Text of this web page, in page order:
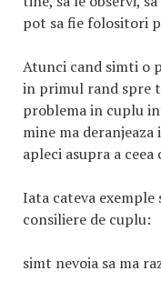
pot sa fie folositori
Atunci cand simti o
in primul rand spre
problema in cuplu
mine ma
apleci asupra a ceea
Iata cateva
consiliere de cuplu:
simt nevoia sa ma